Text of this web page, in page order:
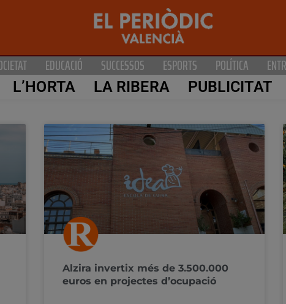
EDUCACIÓ SUCCESSOS ESPORTS POLÍTICA
L’HORTA LA RIBERA PUBLICITAT
Alzira invertix més de 3.500.000
euros en projectes d’ocupació